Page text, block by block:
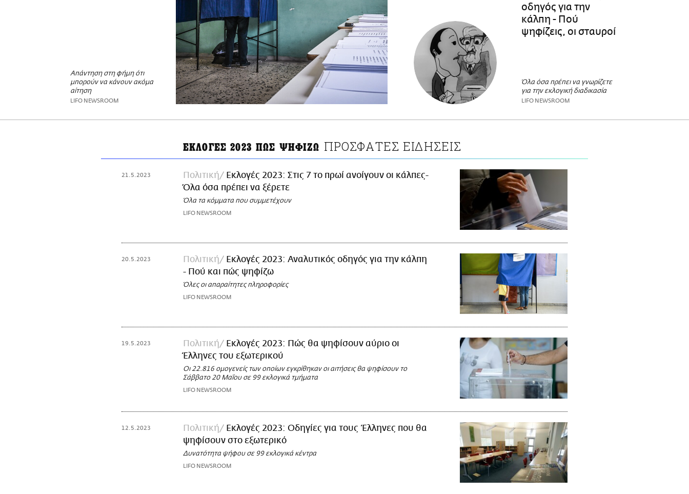
Απάντηση στη φήμη ότι
μπορούν να κάνουν ακόμα
αίτηση
LIFO NEWSROOM
οδηγός για την
κάλπη - Πού
ψηφίζεις, οι σταυροί
Όλα όσα πρέπει να γνωρίζετε
για την εκλογική διαδικασία
LIFO NEWSROOM
ΕΚΛΟΓΕΣ 2023 ΠΩΣ ΨΗΦΙΖΩ ΠΡΟΣΦΑΤΕΣ ΕΙΔΗΣΕΙΣ
21.5.2023 Πολιτική
Εκλογές 2023: Στις 7 το πρωί ανοίγουν οι κάλπες-
Όλα όσα πρέπει να ξέρετε
Όλα τα κόμματα που συμμετέχουν
LIFO NEWSROOM
20.5.2023 Πολιτική
Εκλογές 2023: Αναλυτικός οδηγός για την κάλπη
- Πού και πώς ψηφίζω
Όλες οι απαραίτητες πληροφορίες
LIFO NEWSROOM
19.5.2023 Πολιτική
Εκλογές 2023: Πώς θα ψηφίσουν αύριο οι
Έλληνες του εξωτερικού
Οι 22.816 ομογενείς των οποίων εγκρίθηκαν οι αιτήσεις θα ψηφίσουν το
Σάββατο 20 Μαΐου σε 99 εκλογικά τμήματα
LIFO NEWSROOM
12.5.2023 Πολιτική
Εκλογές 2023: Οδηγίες για τους Έλληνες που θα
ψηφίσουν στο εξωτερικό
Δυνατότητα ψήφου σε 99 εκλογικά κέντρα
LIFO NEWSROOM